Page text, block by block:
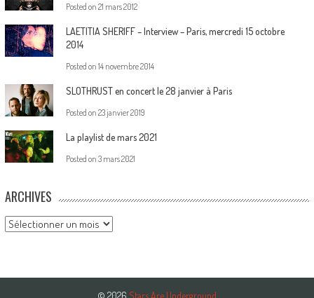
Posted on 21 mars 2012
LAETITIA SHERIFF – Interview – Paris, mercredi 15 octobre
2014
Posted on 14 novembre 2014
SLOTHRUST en concert le 28 janvier à Paris
Posted on 23 janvier 2019
La playlist de mars 2021
Posted on 3 mars 2021
ARCHIVES
Archives